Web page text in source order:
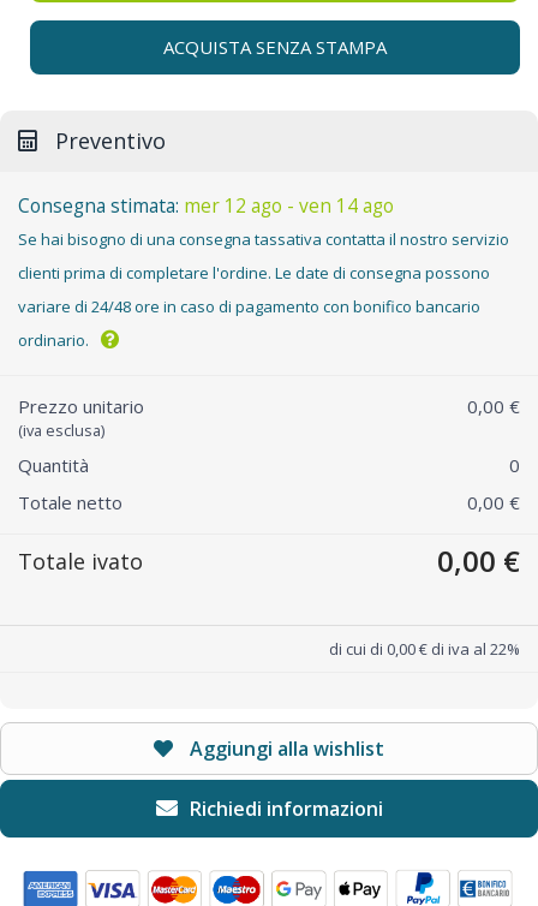
ACQUISTA SENZA STAMPA
Preventivo
Consegna stimata: mer 12 ago - ven 14 ago
Se hai bisogno di una consegna tassativa contatta il nostro servizio
clienti prima di completare l'ordine. Le date di consegna possono
variare di 24/48 ore in caso di pagamento con bonifico bancario
ordinario.
Prezzo unitario
(iva esclusa)
0,00 €
Quantità
0
Totale netto
0,00 €
Totale ivato 0,00 €
di cui di 0,00 € di iva al 22%
Aggiungi alla wishlist